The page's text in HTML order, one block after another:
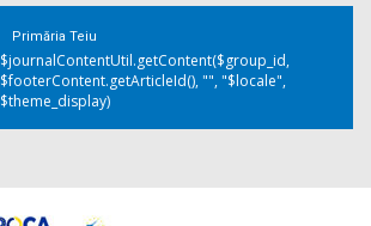
Primăria Teiu
$journalContentUtil.getContent($group_id,
$footerContent.getArticleId(), "", "$locale",
$theme_display)